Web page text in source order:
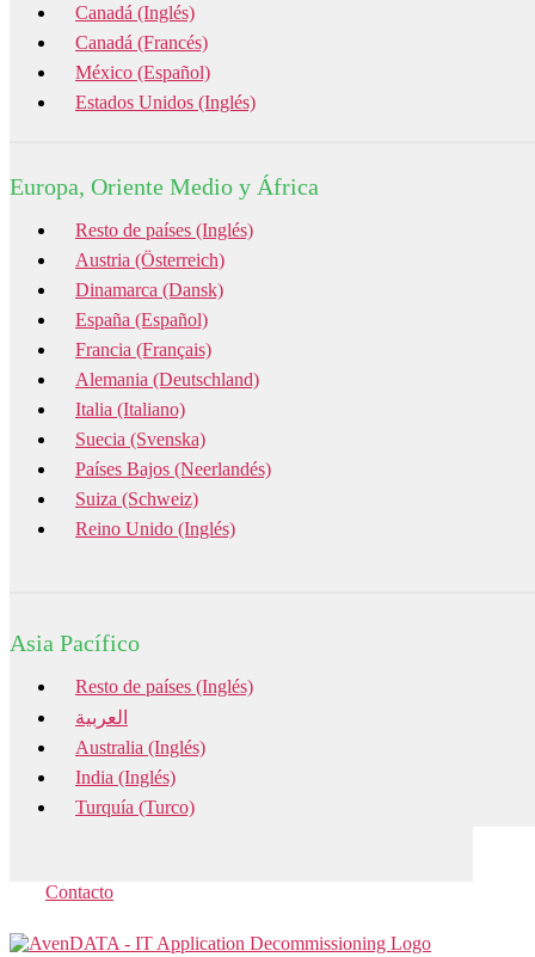
Canadá (Inglés)
Canadá (Francés)
México (Español)
Estados Unidos (Inglés)
Europa, Oriente Medio y África
Resto de países (Inglés)
Austria (Österreich)
Dinamarca (Dansk)
España (Español)
Francia (Français)
Alemania (Deutschland)
Italia (Italiano)
Suecia (Svenska)
Países Bajos (Neerlandés)
Suiza (Schweiz)
Reino Unido (Inglés)
Asia Pacífico
Resto de países (Inglés)
العربية
Australia (Inglés)
India (Inglés)
Turquía (Turco)
Contacto